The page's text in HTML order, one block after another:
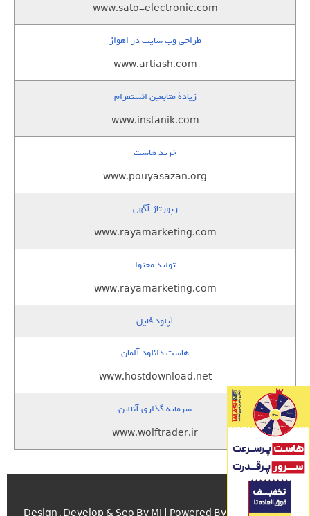
www.sato-electronic.com
طراحی وب سایت در اهواز
www.artiash.com
زيادة متابعين انستقرام
www.instanik.com
خرید هاست
www.pouyasazan.org
رپورتاژ آگهی
www.rayamarketing.com
تولید محتوا
www.rayamarketing.com
آپلود فایل
هاست دانلود آلمان
www.hostdownload.net
سرمایه گذاری آنلاین
www.wolftrader.ir